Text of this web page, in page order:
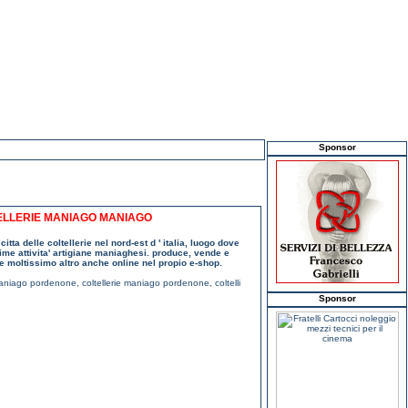
MANIAGO MANIAGO
delle coltellerie nel nord-est d ' italia, luogo dove
attivita' artigiane maniaghesi. produce, vende e
altro anche online nel propio e-shop.
pordenone
coltellerie maniago pordenone coltelli
Sponsor
Sponsor